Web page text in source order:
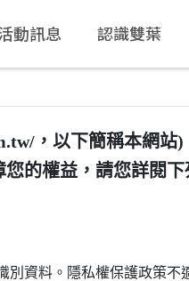
動訊息 認識雙葉
，以下簡稱本網
的權益，請您詳閱下
資料。隱私權保護政策